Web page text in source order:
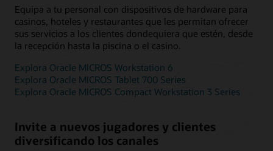
Equipa a tu personal con dispositivos de hardware para
casinos, hoteles y restaurantes que les permitan ofrecer
sus servicios a los clientes dondequiera que estén, desde
la recepción hasta la piscina o el casino.
Explora Oracle MICROS Workstation 6
Explora Oracle MICROS Tablet 700 Series
Explora Oracle MICROS Compact Workstation 3 Series
Invite a nuevos jugadores y clientes
diversificando los canales